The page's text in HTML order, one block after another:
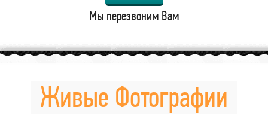
Мы перезвоним Вам
Живые Фотографии